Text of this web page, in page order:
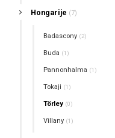
Hongarije (7)
Badascony (2)
Buda (1)
Pannonhalma (1)
Tokaji (1)
Törley (0)
Villany (1)